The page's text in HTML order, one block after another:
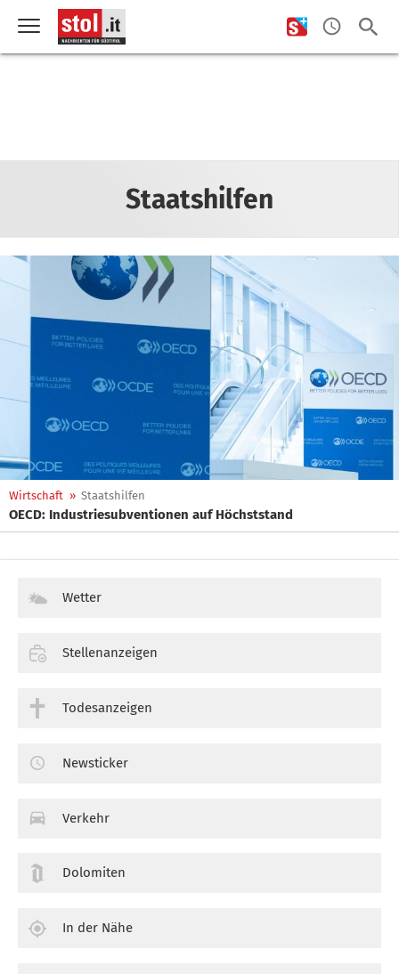
Staatshilfen
Wirtschaft » Staatshilfen
OECD: Industriesubventionen auf Höchststand
Wetter
Stellenanzeigen
Todesanzeigen
Newsticker
Verkehr
Dolomiten
In der Nähe